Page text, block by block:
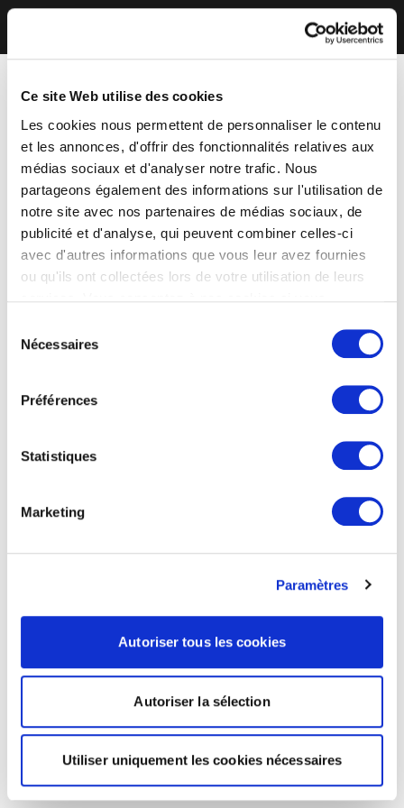
Ce site Web utilise des cookies
Les cookies nous permettent de personnaliser le contenu
et les annonces, d'offrir des fonctionnalités relatives aux
médias sociaux et d'analyser notre trafic. Nous
partageons également des informations sur l'utilisation de
notre site avec nos partenaires de médias sociaux, de
publicité et d'analyse, qui peuvent combiner celles-ci
avec d'autres informations que vous leur avez fournies
ou qu'ils ont collectées lors de votre utilisation de leurs
Nécessaires
Préférences
Statistiques
Marketing
Paramètres
Autoriser tous les cookies
Autoriser la sélection
Utiliser uniquement les cookies nécessaires